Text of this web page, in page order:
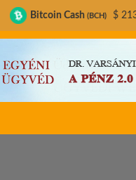
Cash(BCH) $ 213.03